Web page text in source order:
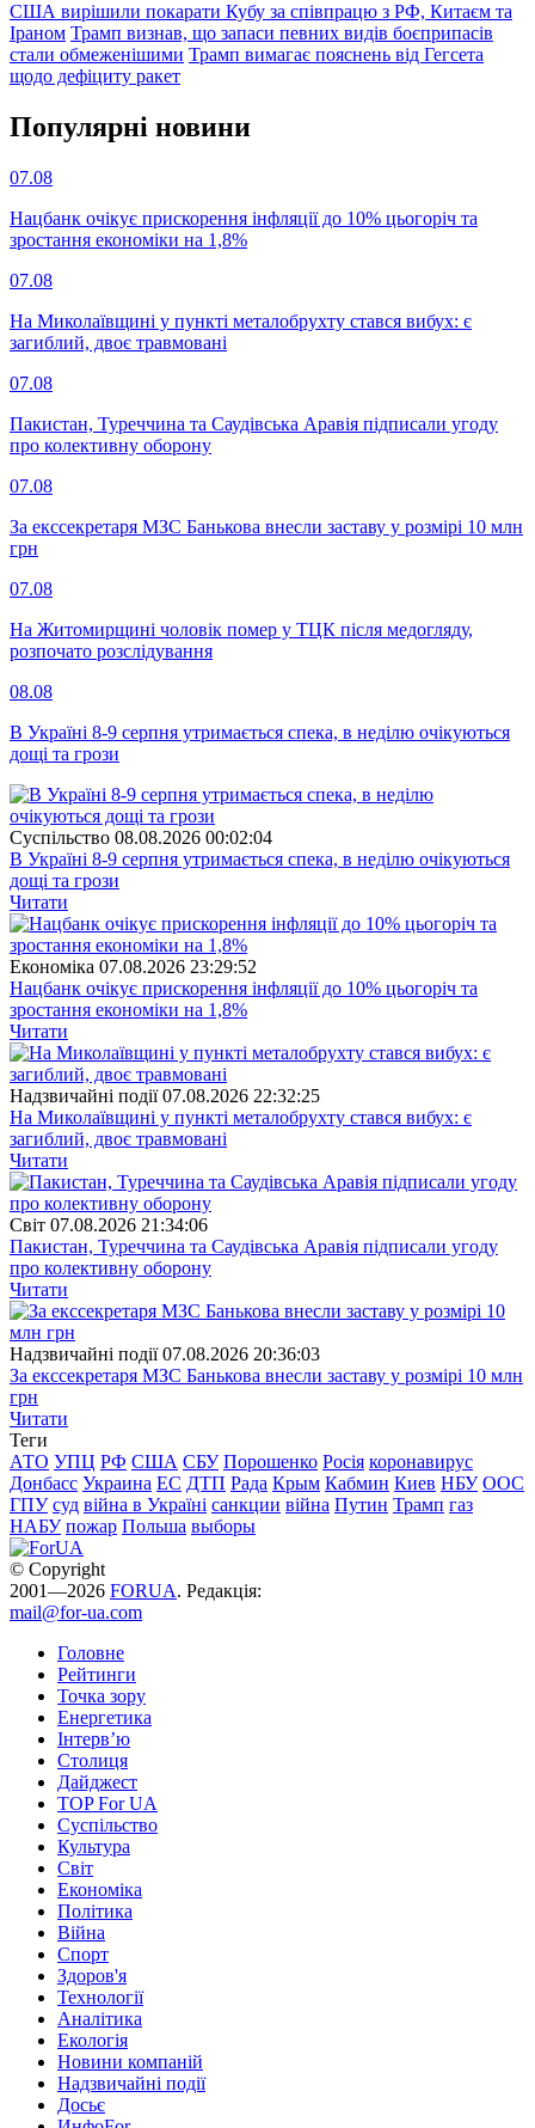
США вирішили покарати Кубу за співпрацю з РФ, Китаєм та
Іраном Трамп визнав, що запаси певних видів боєприпасів
стали обмеженішими Трамп вимагає пояснень від Гегсета
щодо дефіциту ракет
Популярнi новини
07.08
Нацбанк очікує прискорення інфляції до 10% цьогоріч та
зростання економіки на 1,8%
07.08
На Миколаївщині у пункті металобрухту стався вибух: є
загиблий, двоє травмовані
07.08
Пакистан, Туреччина та Саудівська Аравія підписали угоду
про колективну оборону
07.08
За екссекретаря МЗС Банькова внесли заставу у розмірі 10 млн
грн
07.08
На Житомирщині чоловік помер у ТЦК після медогляду,
розпочато розслідування
08.08
В Україні 8-9 серпня утримається спека, в неділю очікуються
дощі та грози
Суспiльство 08.08.2026 00:02:04
В Україні 8-9 серпня утримається спека, в неділю очікуються
дощі та грози
Читати
Економіка 07.08.2026 23:29:52
Нацбанк очікує прискорення інфляції до 10% цьогоріч та
зростання економіки на 1,8%
Читати
Надзвичайні події 07.08.2026 22:32:25
На Миколаївщині у пункті металобрухту стався вибух: є
загиблий, двоє травмовані
Читати
Свiт 07.08.2026 21:34:06
Пакистан, Туреччина та Саудівська Аравія підписали угоду
про колективну оборону
Читати
Надзвичайні події 07.08.2026 20:36:03
За екссекретаря МЗС Банькова внесли заставу у розмірі 10 млн
грн
Читати
Теги
АТО УПЦ РФ США СБУ Порошенко Росія коронавирус
Донбасс Украина ЕС ДТП Рада Крым Кабмин Киев НБУ ООС
ГПУ суд війна в Україні санкции війна Путин Трамп газ
НАБУ пожар Польша выборы
© Copyright
2001—2026 FORUA. Редакція:
mail@for-ua.com
Головне
Рейтинги
Точка зору
Енергетика
Інтерв’ю
Столиця
Дайджест
TOP For UA
Суспiльство
Культура
Світ
Економіка
Політика
Війна
Спорт
Здоров'я
Технології
Аналітика
Екологія
Новини компаній
Надзвичайні події
Досьє